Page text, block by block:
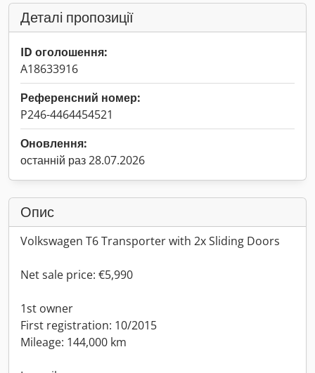
Деталі пропозиції
ID оголошення:
A18633916
Референсний номер:
P246-4464454521
Оновлення:
останній раз 28.07.2026
Опис
Volkswagen T6 Transporter with 2x Sliding Doors
Net sale price: €5,990
1st owner
First registration: 10/2015
Mileage: 144,000 km